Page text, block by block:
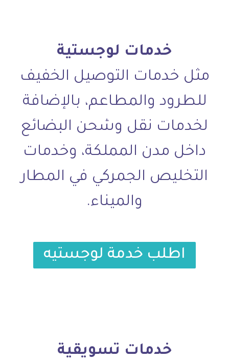
خدمات لوجستية
مثل خدمات التوصيل الخفيف
للطرود والمطاعم، بالإضافة
لخدمات نقل وشحن البضائع
داخل مدن المملكة، وخدمات
التخليص الجمركي في المطار
والميناء.
اطلب خدمة لوجستيه
خدمات تسويقية